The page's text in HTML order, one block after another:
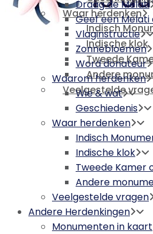
Waar herdenken
Indisch
Indische klok
Tweede
Andere
Veelgestelde
Draag de Melati
Geef een Melati
Vlaginstructie
Zonnebloemen
Word donateur
Waarom herdenken
Wie & wat
Geschiedenis
Waar herdenken
Indisch
Indische klok
Tweede Kamer
Andere
Veelgestelde vragen
Andere Herdenkingen
Monumenten in kaart